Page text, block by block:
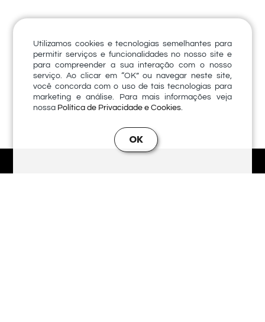
Utilizamos cookies e tecnologias semelhantes para
permitir serviços e funcionalidades no nosso site e
para compreender a sua interação com o nosso
serviço. Ao clicar em “OK” ou navegar neste site,
você concorda com o uso de tais tecnologias para
marketing e análise. Para mais informações veja
nossa Política de Privacidade e Cookies
OK